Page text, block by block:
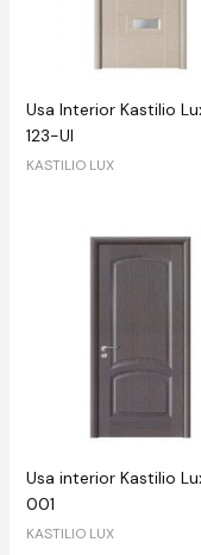
Usa Interior Kastilio
123-UI
KASTILIO LUX
Usa interior Kastilio
001
KASTILIO LUX